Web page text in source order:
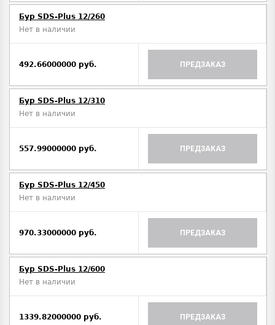
Бур SDS-Plus 12/260
Нет в наличии
492.66000000 руб. ПРЕДЗАКАЗ
Бур SDS-Plus 12/310
Нет в наличии
557.99000000 руб. ПРЕДЗАКАЗ
Бур SDS-Plus 12/450
Нет в наличии
970.33000000 руб. ПРЕДЗАКАЗ
Бур SDS-Plus 12/600
Нет в наличии
1339.82000000 руб. ПРЕДЗАКАЗ